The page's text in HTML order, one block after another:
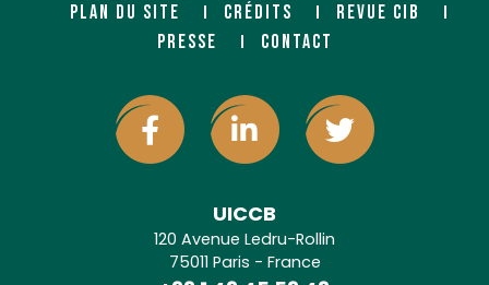
PLAN DU SITE
CRÉDITS
REVUE CIB
PRESSE
CONTACT
UICCB
120 Avenue Ledru-Rollin
75011 Paris - France